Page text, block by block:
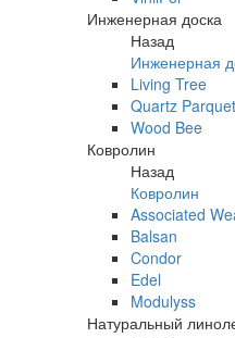
Инженерная доска
Назад
Инженерная
Living Tree
Quartz Parquet
Wood Bee
Ковролин
Назад
Ковролин
Associated
Balsan
Condor
Edel
Modulyss
Натуральный